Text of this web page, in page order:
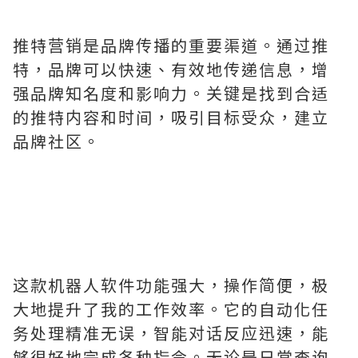
推特营销是品牌传播的重要渠道。通过推
特，品牌可以快速、有效地传递信息，增
强品牌知名度和影响力。关键是找到合适
的推特内容和时间，吸引目标受众，建立
品牌社区。
这款机器人软件功能强大，操作简便，极
大地提升了我的工作效率。它的自动化任
务处理精准无误，智能对话反应迅速，能